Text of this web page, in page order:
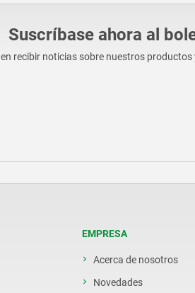
Suscríbase ahora al
en recibir noticias sobre nuestros
EMPRESA
Acerca de nosotros
Novedades